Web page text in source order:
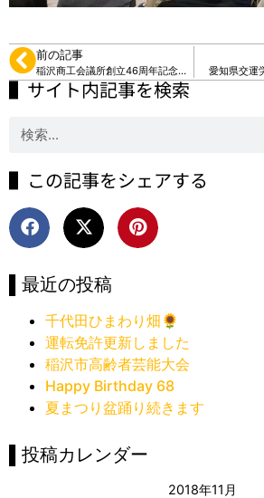
前の記事
稲沢商工会議所創立46周年記念表彰式 愛知県交運
▌サイト内記事を検索
▌この記事をシェアする
▌最近の投稿
千代田ひまわり畑🌻
運転免許更新しました
稲沢市高齢者芸能大会
Happy Birthday 68
夏まつり盆踊り続きます
▌投稿カレンダー
2018年11月